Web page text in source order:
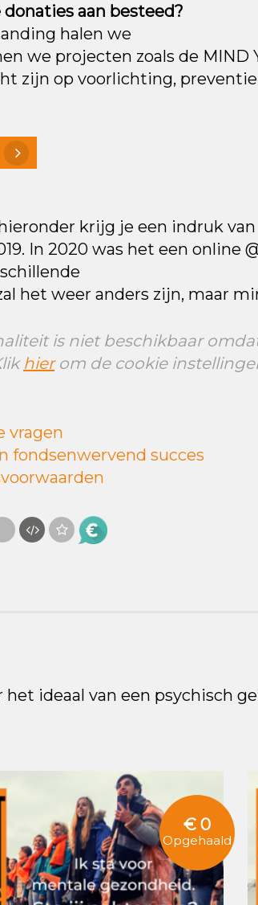
aan besteed?
halen we
we projecten zoals de MIND
zijn op voorlichting,
krijg je een indruk van
In 2020 was het een online
het weer anders zijn, maar
is niet beschikbaar
hierom de cookie
vragen
fondsenwervend succes
ideaal van een psychisch
€ 0
Opgehaald